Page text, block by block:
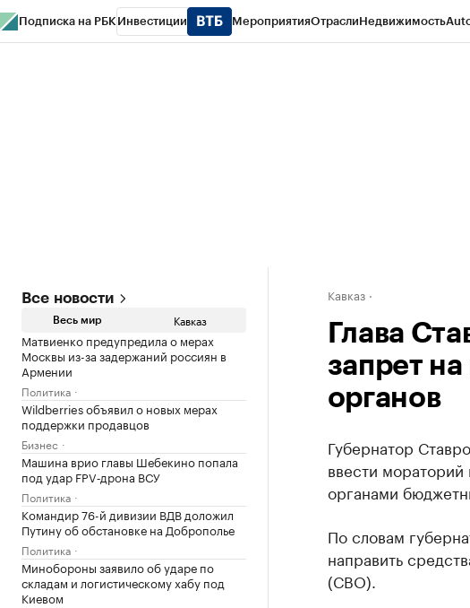
Подписка на РБК Инвестиции МероприятияОтраслиНедвижимость
Все новости
Весь мир Кавказ
Матвиенко предупредила о мерах
Москвы из-за задержаний россиян в
Армении
Политика
Wildberries объявил о новых мерах
поддержки продавцов
Бизнес
Машина врио главы Шебекино попала
под удар FPV‑дрона ВСУ
Политика
Командир 76-й дивизии ВДВ доложил
Путину об обстановке на Доброполье
Политика
Минобороны заявило об ударе по
складам и логистическому хабу под
Киевом
Кавказ
Глава
запрет
органов
Губернатор
ввести
органами
По словам
направить
(СВО).